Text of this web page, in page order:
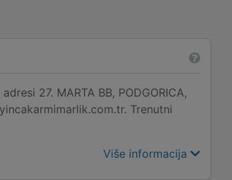
27. MARTA BB, PODGORICA,
Trenutni
Više informacija